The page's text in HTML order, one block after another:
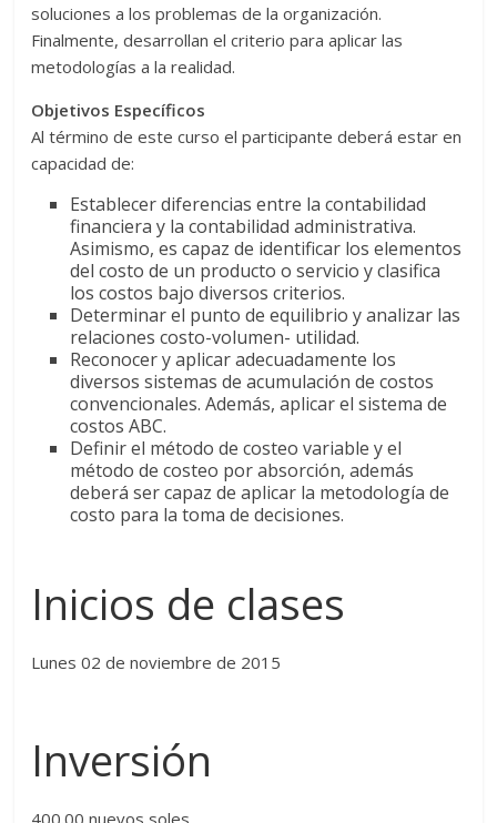
soluciones a los problemas de la organización.
Finalmente, desarrollan el criterio para aplicar las
metodologías a la realidad.
Objetivos Específicos
Al término de este curso el participante deberá estar en
capacidad de:
Establecer diferencias entre la contabilidad
financiera y la contabilidad administrativa.
Asimismo, es capaz de identificar los elementos
del costo de un producto o servicio y clasifica
los costos bajo diversos criterios.
Determinar el punto de equilibrio y analizar las
relaciones costo-volumen- utilidad.
Reconocer y aplicar adecuadamente los
diversos sistemas de acumulación de costos
convencionales. Además, aplicar el sistema de
costos ABC.
Definir el método de costeo variable y el
método de costeo por absorción, además
deberá ser capaz de aplicar la metodología de
costo para la toma de decisiones.
Inicios de clases
Lunes 02 de noviembre de 2015
Inversión
400.00 nuevos soles